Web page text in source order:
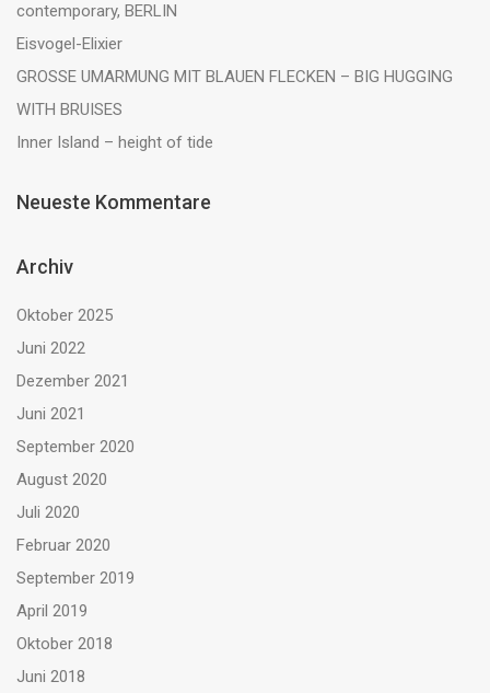
contemporary, BERLIN
Eisvogel-Elixier
GROSSE UMARMUNG MIT BLAUEN FLECKEN – BIG HUGGING
WITH BRUISES
Inner Island – height of tide
Neueste Kommentare
Archiv
Oktober 2025
Juni 2022
Dezember 2021
Juni 2021
September 2020
August 2020
Juli 2020
Februar 2020
September 2019
April 2019
Oktober 2018
Juni 2018